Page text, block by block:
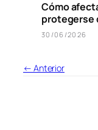
Cómo
protegerse
30/06/2026
← Anterior